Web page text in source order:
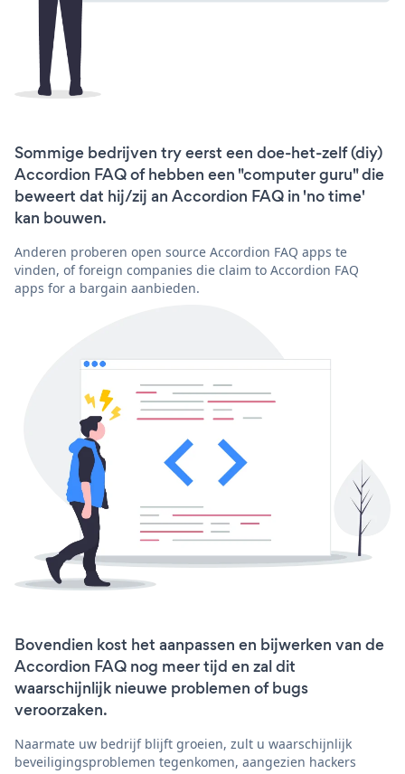
Sommige bedrijven try eerst een doe-het-zelf (diy)
Accordion FAQ of hebben een "computer guru" die
beweert dat hij/zij an Accordion FAQ in 'no time'
kan bouwen.
Anderen proberen open source Accordion FAQ apps te
vinden, of foreign companies die claim to Accordion FAQ
apps for a bargain aanbieden.
Bovendien kost het aanpassen en bijwerken van de
Accordion FAQ nog meer tijd en zal dit
waarschijnlijk nieuwe problemen of bugs
veroorzaken.
Naarmate uw bedrijf blijft groeien, zult u waarschijnlijk
beveiligingsproblemen tegenkomen, aangezien hackers